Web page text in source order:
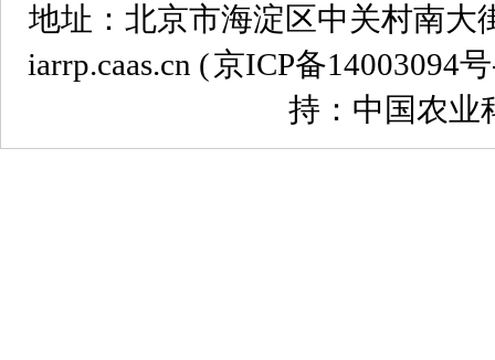
地址：北京市海淀区中关村南大
iarrp.caas.cn (京ICP备14003094
持：中国农